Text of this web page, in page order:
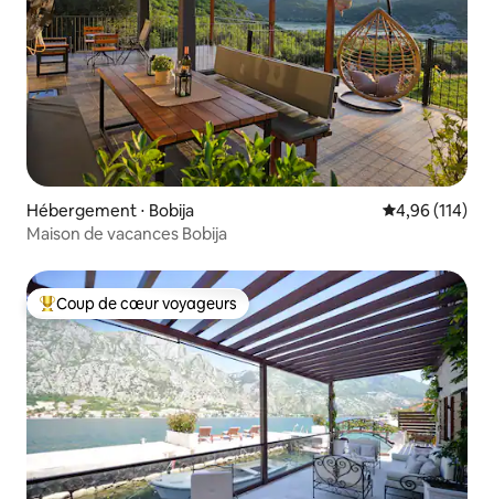
Hébergement ⋅ Bobija Évaluation
4,96 (114)
Maison de vacances Bobija
Coups de cœur voyageurs les plus appréciés
Coup de cœur voyageurs